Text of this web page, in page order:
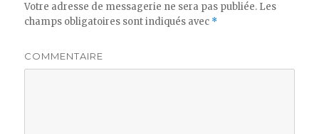
Votre adresse de messagerie ne sera pas publiée. Les
champs obligatoires sont indiqués avec *
COMMENTAIRE